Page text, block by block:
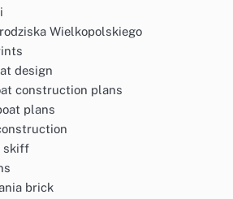
Wielkopolskiego
design
construction plans
plans
skiff
brick